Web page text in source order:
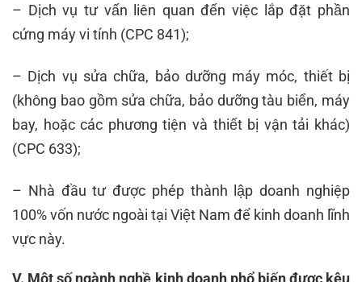
– Dịch vụ tư vấn liên quan đến việc lắp đặt phần
cứng máy vi tính (CPC 841);
– Dịch vụ sửa chữa, bảo dưỡng máy móc, thiết bị
(không bao gồm sửa chữa, bảo dưỡng tàu biển, máy
bay, hoặc các phương tiện và thiết bị vận tải khác)
(CPC 633);
– Nhà đầu tư được phép thành lập doanh nghiệp
100% vốn nước ngoài tại Việt Nam để kinh doanh lĩnh
vực này.
V. Một số ngành nghề kinh doanh phổ biến được kêu